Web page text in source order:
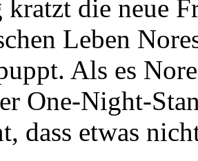
die neue
Leben
Als es
One-Night-
dass etwas